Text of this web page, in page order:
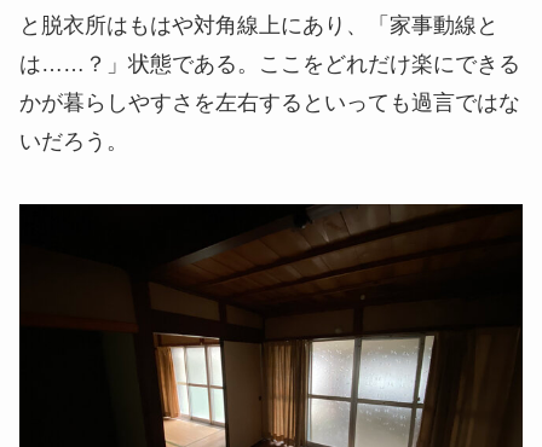
と脱衣所はもはや対角線上にあり、「家事動線と
は……？」状態である。ここをどれだけ楽にできる
かが暮らしやすさを左右するといっても過言ではな
いだろう。